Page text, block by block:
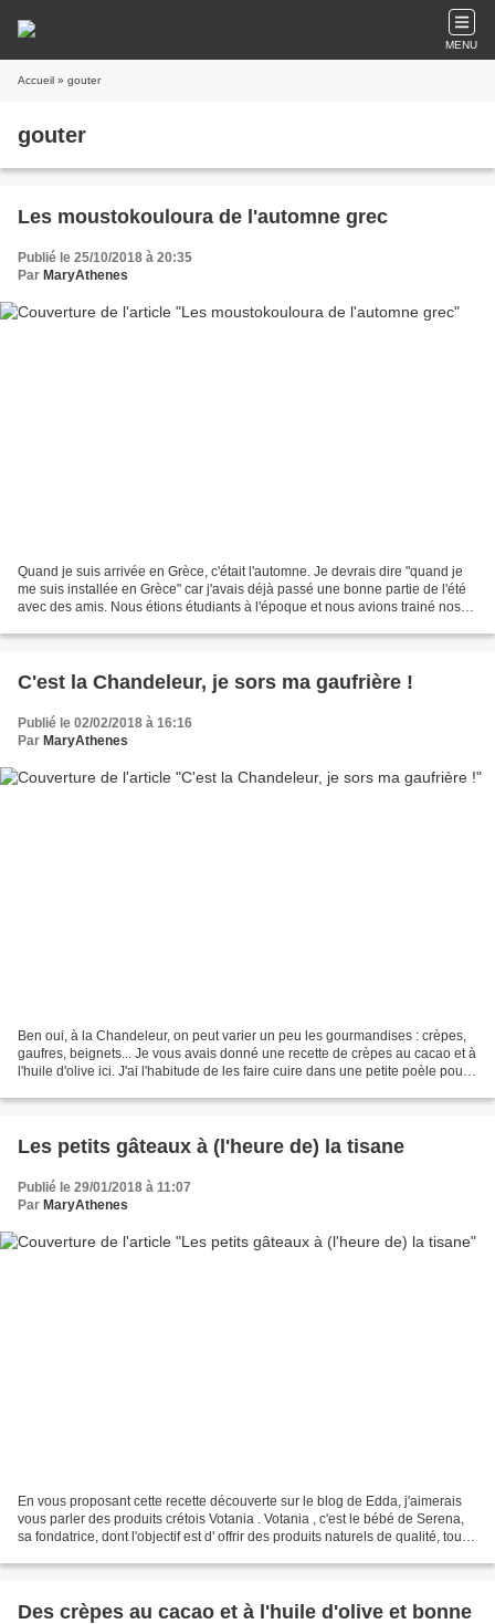
MENU
Accueil » gouter
gouter
Les moustokouloura de l'automne grec
Publié le 25/10/2018 à 20:35
Par MaryAthenes
Quand je suis arrivée en Grèce, c'était l'automne. Je devrais dire "quand je
me suis installée en Grèce" car j'avais déjà passé une bonne partie de l'été
avec des amis. Nous étions étudiants à l'époque et nous avions trainé nos
C'est la Chandeleur, je sors ma gaufrière !
Publié le 02/02/2018 à 16:16
Par MaryAthenes
Ben oui, à la Chandeleur, on peut varier un peu les gourmandises : crèpes,
gaufres, beignets... Je vous avais donné une recette de crèpes au cacao et à
l'huile d'olive ici. J'ai l'habitude de les faire cuire dans une petite poèle pour
Les petits gâteaux à (l'heure de) la tisane
Publié le 29/01/2018 à 11:07
Par MaryAthenes
En vous proposant cette recette découverte sur le blog de Edda, j'aimerais
vous parler des produits crétois Votania . Votania , c'est le bébé de Serena,
sa fondatrice, dont l'objectif est d' offrir des produits naturels de qualité, tout
Des crèpes au cacao et à l'huile d'olive et bonne